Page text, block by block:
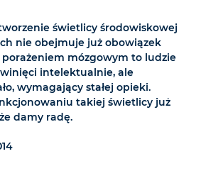
świetlicy środowiskowej
nie obejmuje już obowiązek
porażeniem mózgowym to ludzie
intelektualnie, ale
wymagający stałej opieki.
takiej świetlicy już
damy radę.